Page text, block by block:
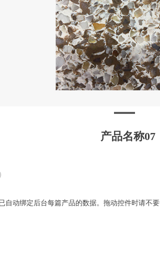
产品名称07
自动绑定后台每篇产品的数据。拖动控件时请不